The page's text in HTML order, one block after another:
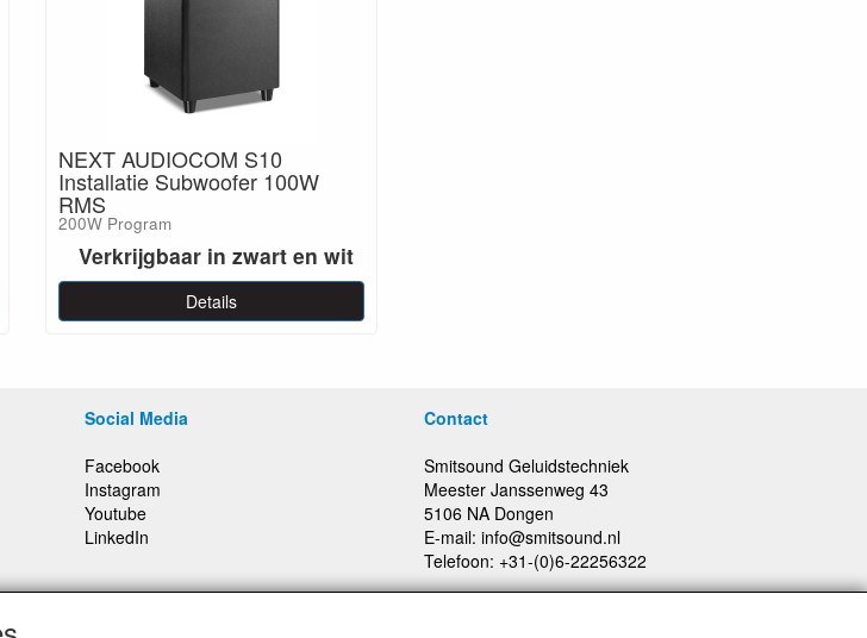
NEXT AUDIOCOM S10
Installatie Subwoofer 100W
RMS
200W Program
Verkrijgbaar in zwart en wit
Details
Social Media
Facebook
Instagram
Youtube
LinkedIn
Contact
Smitsound Geluidstechniek
Meester Janssenweg 43
5106 NA Dongen
E-mail: info@smitsound.nl
Telefoon: +31-(0)6-22256322